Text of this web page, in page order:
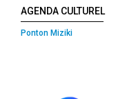
AGENDA CULTUREL
Ponton Miziki